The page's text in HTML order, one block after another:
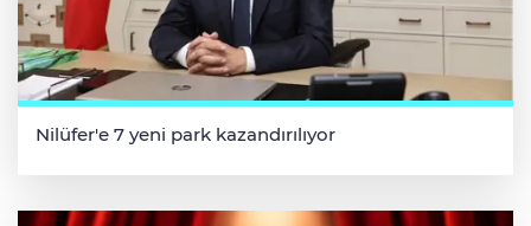
Nilüfer'e 7 yeni park kazandırılıyor